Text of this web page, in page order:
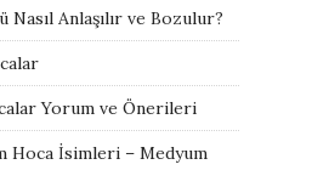
Nasıl Anlaşılır ve Bozulur?
Yorum ve Önerileri
Hoca İsimleri – Medyum